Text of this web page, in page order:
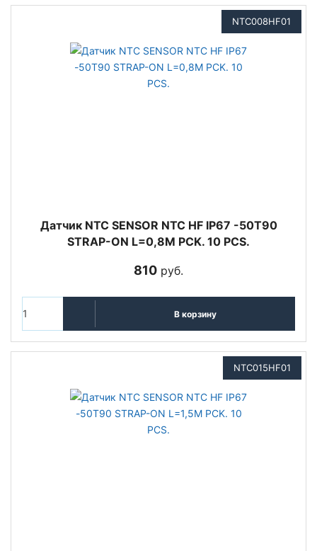
NTC008HF01
Датчик NTC SENSOR NTC HF IP67 -50T90
STRAP-ON L=0,8M PCK. 10 PCS.
810 руб.
В корзину
NTC015HF01